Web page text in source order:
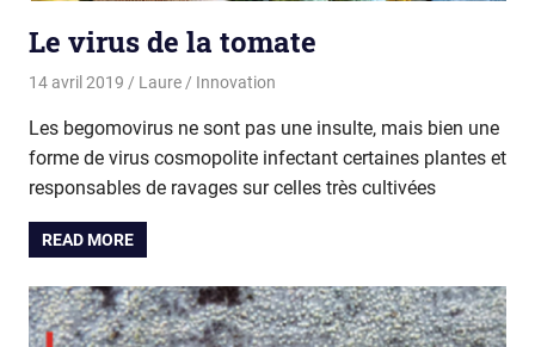
Le virus de la tomate
14 avril 2019 Laure Innovation
Les begomovirus ne sont pas une insulte, mais bien une
forme de virus cosmopolite infectant certaines plantes et
responsables de ravages sur celles très cultivées
READ MORE